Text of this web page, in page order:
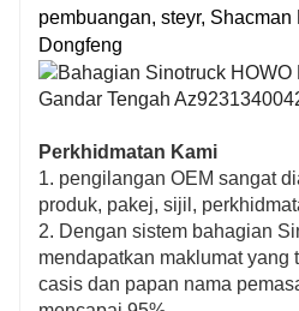
pembuangan, steyr,
Dongfeng
Perkhidmatan Kami
1. pengilangan OEM sangat
produk, pakej, sijil,
2. Dengan sistem bahagian
mendapatkan maklumat yang
casis dan papan nama